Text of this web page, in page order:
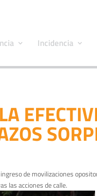
Incidencia
de movilizaciones
las acciones de calle.